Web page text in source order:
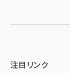
注目リンク